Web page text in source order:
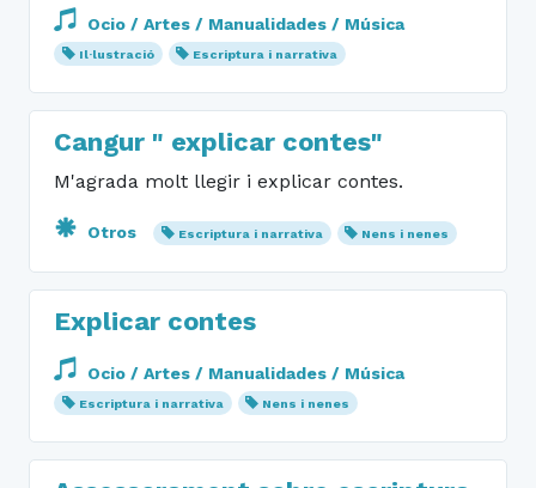
Ocio / Artes / Manualidades / Música
Il·lustració Escriptura i narrativa
Cangur " explicar contes"
M'agrada molt llegir i explicar contes.
Otros Escriptura i narrativa Nens i nenes
Explicar contes
Ocio / Artes / Manualidades / Música
Escriptura i narrativa Nens i nenes